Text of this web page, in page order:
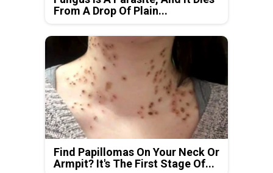
From A Drop Of Plain...
Find Papillomas On Your Neck Or
Armpit? It's The First Stage Of...